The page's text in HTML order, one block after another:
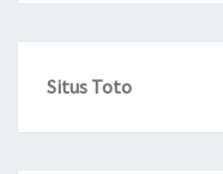
Situs Toto